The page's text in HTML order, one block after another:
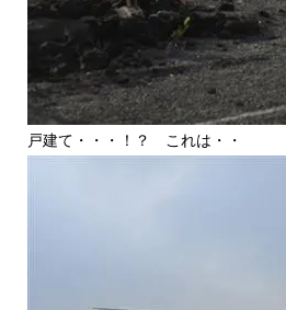
戸建て・・・！？ これは・・